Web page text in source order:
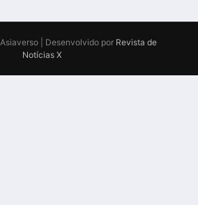
| Desenvolvido por Revista de
Notícias X